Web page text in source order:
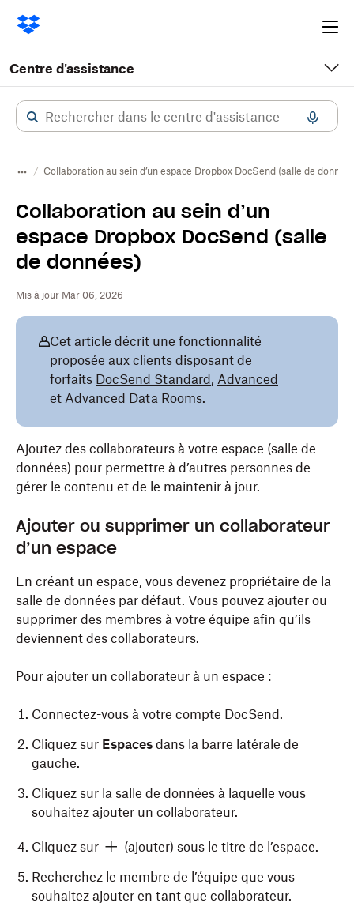
Centre d'assistance
Collaboration au sein d’un espace Dropbox DocSend (salle de
Collaboration au sein d’un
espace Dropbox DocSend (salle
de données)
Mis à jour Mar 06, 2026
Cet article décrit une fonctionnalité
proposée aux clients disposant de
forfaits DocSend Standard , Advanced
et Advanced Data Rooms.
Ajoutez des collaborateurs à votre espace (salle de
données) pour permettre à d’autres personnes de
gérer le contenu et de le maintenir à jour.
Ajouter ou supprimer un collaborateur
d’un espace
En créant un espace, vous devenez propriétaire de la
salle de données par défaut. Vous pouvez ajouter ou
supprimer des membres à votre équipe afin qu’ils
deviennent des collaborateurs.
Pour ajouter un collaborateur à un espace :
Connectez-vous à votre compte DocSend.
Cliquez sur Espaces dans la barre latérale de
gauche.
Cliquez sur la salle de données à laquelle vous
souhaitez ajouter un collaborateur.
Cliquez sur
(ajouter) sous le titre de l’espace.
Recherchez le membre de l’équipe que vous
souhaitez ajouter en tant que collaborateur.